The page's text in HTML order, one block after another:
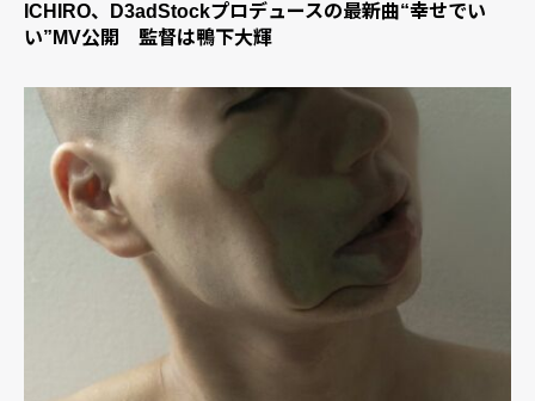
ICHIRO、D3adStockプロデュースの最新曲“幸せでい
い”MV公開 監督は鴨下大輝